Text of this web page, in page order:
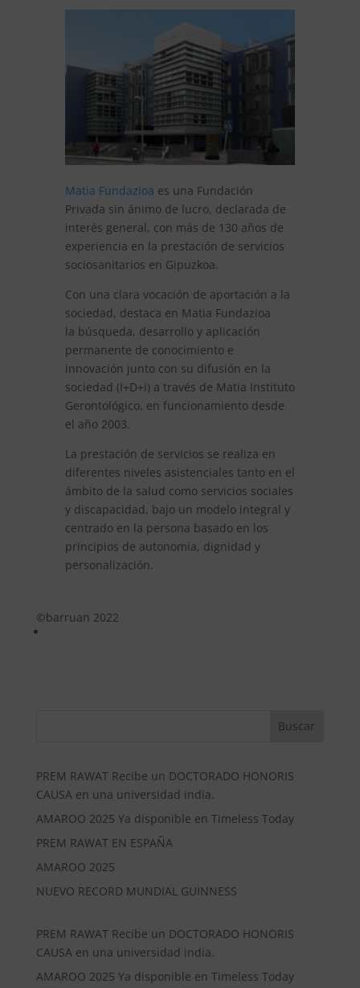
Matia Fundazioa es una Fundación
Privada sin ánimo de lucro, declarada de
interés general, con más de 130 años de
experiencia en la prestación de servicios
sociosanitarios en Gipuzkoa.
Con una clara vocación de aportación a la
sociedad, destaca en Matia Fundazioa
la búsqueda, desarrollo y aplicación
permanente de conocimiento e
innovación junto con su difusión en la
sociedad (I+D+i) a través de Matia Instituto
Gerontológico, en funcionamiento desde
el año 2003.
La prestación de servicios se realiza en
diferentes niveles asistenciales tanto en el
ámbito de la salud como servicios sociales
y discapacidad, bajo un modelo integral y
centrado en la persona basado en los
principios de autonomía, dignidad y
personalización.
©barruan 2022
Buscar
PREM RAWAT Recibe un DOCTORADO HONORIS
CAUSA en una universidad india.
AMAROO 2025 Ya disponible en Timeless Today
PREM RAWAT EN ESPAÑA
AMAROO 2025
NUEVO RECORD MUNDIAL GUINNESS
PREM RAWAT Recibe un DOCTORADO HONORIS
CAUSA en una universidad india.
AMAROO 2025 Ya disponible en Timeless Today